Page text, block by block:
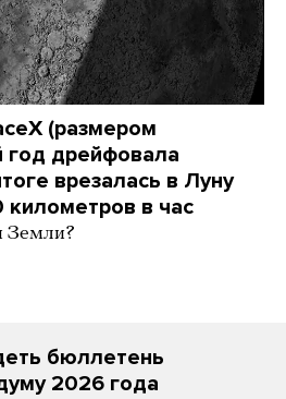
(размером
год дрейфовала
врезалась в Луну
километров в час
Земли?
бюллетень
2026 года